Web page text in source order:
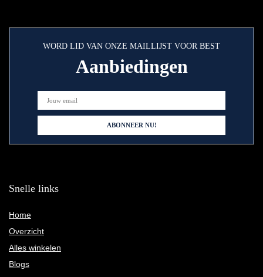
WORD LID VAN ONZE MAILLIJST VOOR BEST
Aanbiedingen
Snelle links
Home
Overzicht
Alles winkelen
Blogs